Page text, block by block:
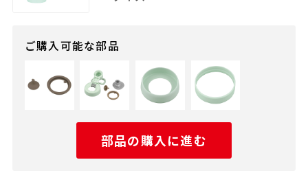
ご購入可能な部品
部品の購入に進む